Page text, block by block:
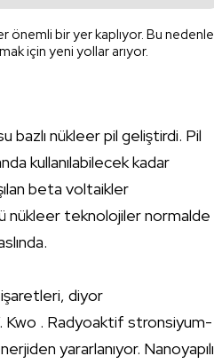
önemli bir yer kaplıyor. Bu nedenle
için yeni yollar arıyor.
bazlı nükleer pil geliştirdi. Pil
kullanılabilecek kadar
beta voltaikler
nükleer teknolojiler normalde
diyor
Kwo . Radyoaktif stronsiyum-
yararlanıyor. Nanoyapılı